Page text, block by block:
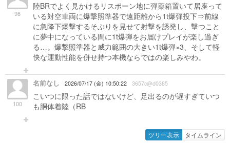
98
陸BRでよく見かけるリスポーン地に弾薬箱置いて居座って
いる対空車両に爆撃照準器で遠距離から1t爆弾投下⇒前線
に急降下爆撃するそぶりを見せて射撃を誘発し、撃つこと
に夢中になっている間に1t爆弾をお届けプレイが楽し過ぎ
る…。爆撃照準器と威力範囲の大きい1t爆弾×3、そして軽
快な運動性能を併せ持つ本機ならではの楽しみやわ。
100
名前なし 2026/07/17 (金) 10:50:22 3657c@d0385
こいつに限った話ではないけど、足出るのが遅すぎていつ
も胴体着陸（RB
ツリー表示 タイムライン